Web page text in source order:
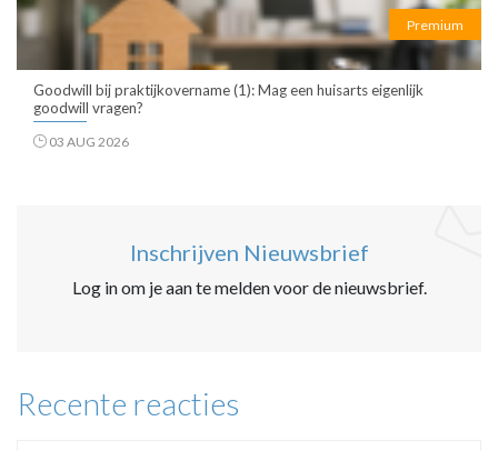
Premium
Goodwill bij praktijkovername (1): Mag een huisarts eigenlijk
goodwill vragen?
03 AUG 2026
Inschrijven Nieuwsbrief
Log in om je aan te melden voor de nieuwsbrief.
Recente reacties